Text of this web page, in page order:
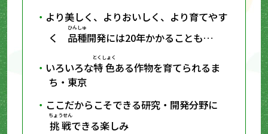
より美しく、よりおいしく、より育てやす
く 品種
ひんしゅ
開発には20年かかることも…
いろいろな特色
とくしょく
ある作物を育てられるま
ち・東京
ここだからこそできる研究・開発分野に
挑戦
ちょうせん
できる楽しみ